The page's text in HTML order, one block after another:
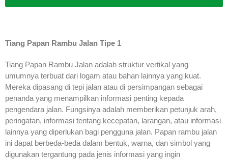
Tiang Papan Rambu Jalan Tipe 1
Tiang Papan Rambu Jalan adalah struktur vertikal yang
umumnya terbuat dari logam atau bahan lainnya yang kuat.
Mereka dipasang di tepi jalan atau di persimpangan sebagai
penanda yang menampilkan informasi penting kepada
pengendara jalan. Fungsinya adalah memberikan petunjuk arah,
peringatan, informasi tentang kecepatan, larangan, atau informasi
lainnya yang diperlukan bagi pengguna jalan. Papan rambu jalan
ini dapat berbeda-beda dalam bentuk, warna, dan simbol yang
digunakan tergantung pada jenis informasi yang ingin